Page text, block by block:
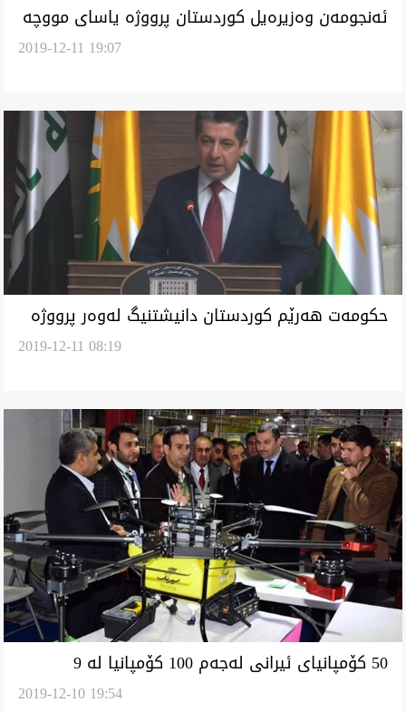
ئه‌نجومه‌ن وه‌زيره‌يل كوردستان پرووژه ‌ياساى مووچه‌
2019-12-11 19:07
حكومه‌ت هه‌رێم كوردستان دانيشتنيگ له‌وه‌ر پرووژه‌
2019-12-11 08:19
50 كۆمپانياى ئيرانى له‌جه‌م 100 كۆمپانيا له‌ 9
ده‌وڵه‌ت به‌شدارى پيشانگاى سلێمانى ئه‌كه‌ن2019-12-10 19:54